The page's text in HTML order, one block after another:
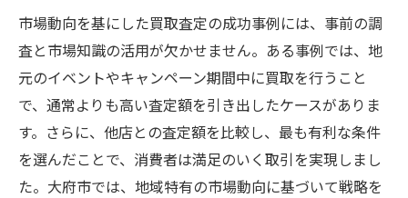
市場動向を基にした買取査定の成功事例には、事前の調
査と市場知識の活用が欠かせません。ある事例では、地
元のイベントやキャンペーン期間中に買取を行うこと
で、通常よりも高い査定額を引き出したケースがありま
す。さらに、他店との査定額を比較し、最も有利な条件
を選んだことで、消費者は満足のいく取引を実現しまし
た。大府市では、地域特有の市場動向に基づいて戦略を